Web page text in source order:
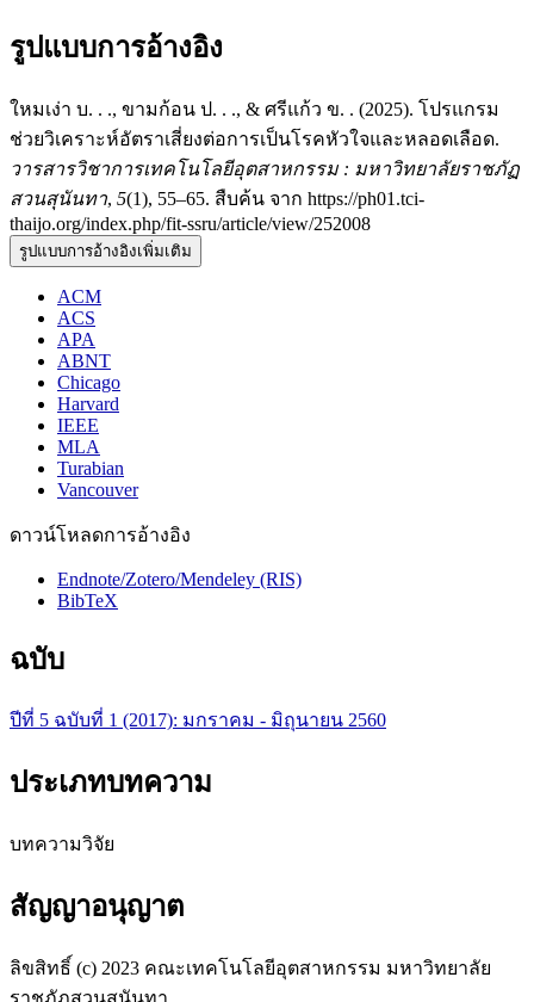
รูปแบบการอ้างอิง
ใหมเง่า บ. . ., ขามก้อน ป. . ., & ศรีแก้ว ข. . (2025). โปรแกรม
ช่วยวิเคราะห์อัตราเสี่ยงต่อการเป็นโรคหัวใจและหลอดเลือด.
วารสารวิชาการเทคโนโลยีอุตสาหกรรม : มหาวิทยาลัยราชภัฏ
สวนสุนันทา, 5(1), 55–65. สืบค้น จาก https://ph01.tci-
thaijo.org/index.php/fit-ssru/article/view/252008
รูปแบบการอ้างอิงเพิ่มเติม
ACM
ACS
APA
ABNT
Chicago
Harvard
IEEE
MLA
Turabian
Vancouver
ดาวน์โหลดการอ้างอิง
Endnote/Zotero/Mendeley (RIS)
BibTeX
ฉบับ
ปีที่ 5 ฉบับที่ 1 (2017): มกราคม - มิถุนายน 2560
ประเภทบทความ
บทความวิจัย
สัญญาอนุญาต
ลิขสิทธิ์ (c) 2023 คณะเทคโนโลยีอุตสาหกรรม มหาวิทยาลัย
ราชภัฎสวนสุนันทา